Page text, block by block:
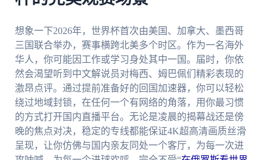
想象一下2026年，世界杯首次由美国、加拿大、墨西哥
三国联合举办，赛事横跨北美多个时区。作为一名海外
华人，你可能因工作或学习身处其中一国。届时，你依
然会渴望听到中文解说员对梅西、姆巴佩们精彩表现的
激昂点评。通过提前准备好的回国加速器，你可以轻松
绕过地域封锁，在任何一个有网络的角落，用你最习惯
的方式打开国内直播平台。无论是凌晨的揭幕战还是傍
晚的焦点对决，稳定的专线都能保证4K超高清画质丝滑
呈现，让你仿佛与国内亲友同处一个客厅，为每一次进